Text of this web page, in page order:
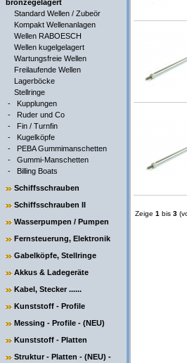
bronzegelagert
Standard Wellen / Zubeör
Kompakt Wellenanlagen
Wellen RABOESCH
Wellen kugelgelagert
Wartungsfreie Wellen
Freilaufende Wellen
Lagerböcke
Stellringe
- Kupplungen
- Ruder und Co
- Fin / Turnfin
- Kugelköpfe
- PEBA Gummimanschetten
- Gummi-Manschetten
- Billing Boats
Schiffsschrauben
Schiffsschrauben II
Wasserpumpen / Pumpen
Fernsteuerung, Elektronik
Gabelköpfe, Stellringe
Akkus & Ladegeräte
Kabel, Stecker ......
Kunststoff - Profile
Messing - Profile - (NEU)
Kunststoff - Platten
Struktur - Platten - (NEU) -
Zeige 1 bis 3